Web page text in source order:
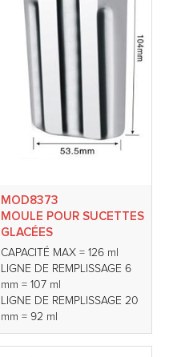
MOD8373
MOULE POUR SUCETTES
GLACÉES
CAPACITÉ MAX = 126 ml
LIGNE DE REMPLISSAGE 6
mm = 107 ml
LIGNE DE REMPLISSAGE 20
mm = 92 ml